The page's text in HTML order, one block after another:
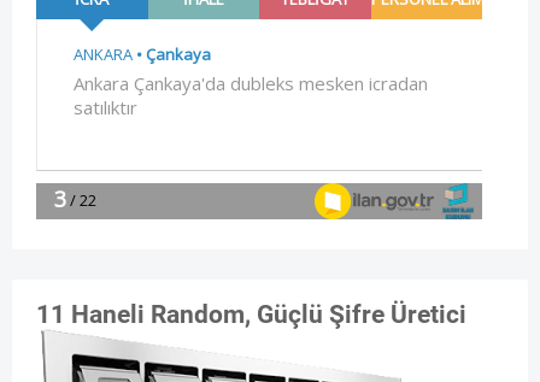
11 Haneli Random, Güçlü Şifre Üretici